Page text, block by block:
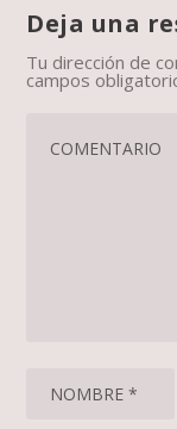
Deja una
Tu dirección de
campos